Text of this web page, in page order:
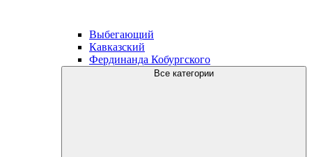
Выбегающий
Кавказский
Фердинанда Кобургского
Все категории